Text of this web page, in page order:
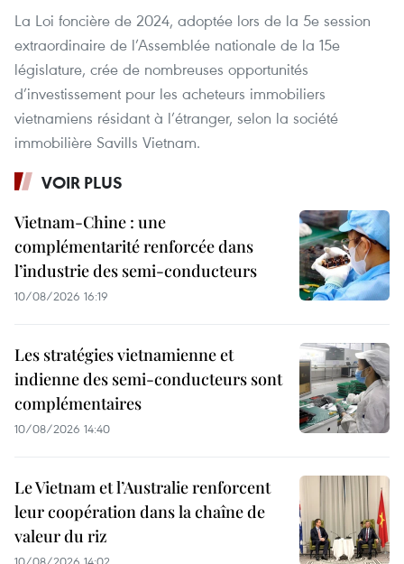
La Loi foncière de 2024, adoptée lors de la 5e session
extraordinaire de l’Assemblée nationale de la 15e
législature, crée de nombreuses opportunités
d’investissement pour les acheteurs immobiliers
vietnamiens résidant à l’étranger, selon la société
immobilière Savills Vietnam.
VOIR PLUS
Vietnam-Chine : une
complémentarité renforcée dans
l’industrie des semi-conducteurs
10/08/2026 16:19
Les stratégies vietnamienne et
indienne des semi-conducteurs sont
complémentaires
10/08/2026 14:40
Le Vietnam et l’Australie renforcent
leur coopération dans la chaîne de
valeur du riz